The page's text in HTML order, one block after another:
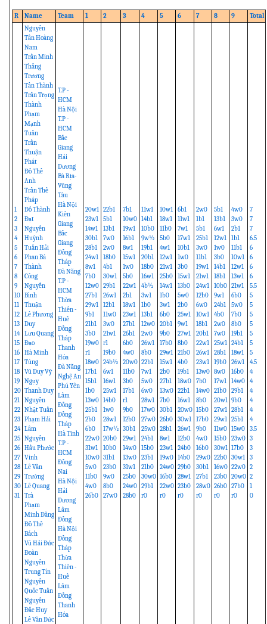
R Name Team 1 2 3 4 5 6 7 8 9 Total
1
2
3
4
5
6
7
8
9
10
11
12
13
14
15
16
17
18
19
20
21
22
23
24
25
26
27
28
29
30
31
Nguyễn
Tấn Hoàng
Nam
Trần Minh
Thắng
Trương
Tấn Thành
Trần Trọng
Thành
Phạm
Mạnh
Tuấn
Trần
Thuận
Phát
Đỗ Thế
Anh
Trần Thế
Pháp
Đỗ Thành
Đạt
Nguyễn
Huỳnh
Tuấn Hải
Phan Bá
Thành
Công
Nguyễn
Bình
Thuận
Lê Phương
Duy
Lưu Quang
Đạo
Hà Minh
Tùng
Vũ Duy Vỹ
Ngụy
Thanh Duy
Nguyễn
Nhật Tuấn
Phạm Hải
Lâm
Nguyễn
Hầu Phước
Vinh
Lê Văn
Trường
Lê Quang
Trà
Phạm
Minh Đăng
Đỗ Thế
Bách
Vũ Hải Đức
Đoàn
Nguyễn
Trung Tín
Nguyễn
Quốc Tuấn
Nguyễn
Đắc Huy
Lê Văn Đức
T.P -
HCM
Hà Nội
T.P -
HCM
Bắc
Giang
Hải
Dương
Bà Rịa-
Vũng
Tàu
Hà Nội
Kiên
Giang
Bắc
Giang
Đồng
Tháp
Đà Nẵng
T.P -
HCM
Thừa
Thiên -
Huế
Đồng
Tháp
Thanh
Hóa
Đà Nẵng
Nghệ An
Phú Yên
Lâm
Đồng
Đồng
Tháp
Hà Tĩnh
T.P -
HCM
Đồng
Nai
Hà Nội
Hải
Dương
Lâm
Đồng
Hà Nội
Đồng
Tháp
Thừa
Thiên -
Huế
Lâm
Đồng
Thanh
Hóa
20w1
23w1
14w1
30b1
28b1
24w1
8w1
7b0
12w0
27b1
29w1
9b1
21b1
3b0
19w0
r1
18w0
17b1
15b1
1b0
13w0
25b1
2b0
6b0
22w0
31w1
10w0
5w0
11b0
4w0
26b0
22b1
5b1
13b1
7w0
2w0
18b0
4b1
30w1
29b1
26w1
12b1
11w0
3w0
21w1
r1
19b0
24b½
6w1
16w1
25w1
14b0
1w0
28w1
17w½
20b0
10b0
31b1
23b0
9w0
8b0
27w0
7b1
10w0
19w1
16b1
8w1
15w1
1w0
5b0
22w1
2b1
18w1
23w1
27b1
26b1
6b0
4w0
20w0
11b0
3b0
17b1
r1
9b0
12b0
30b1
29w1
14w0
13w0
31w1
25b0
24w0
28b0
11w1
14b1
10b0
9w½
19b1
20b1
18b0
16w1
4b½
3w1
1b0
13b1
12w0
2w0
26w1
8b0
22b1
7w1
5w0
6w0
28w1
17w0
27w0
25w0
24b1
15b0
23b1
21b0
30w0
29b1
r0
10w1
18w1
11b0
5b0
4w1
12w1
21w1
25b0
14w1
1b0
3w1
6b0
20b1
9b0
17b0
29w1
15w1
2b0
27b1
13w0
7b0
30b1
26b0
28b1
8w1
23w1
19w0
24w0
16b0
22w0
r0
6b1
11w1
7w1
17w1
10b1
1w0
3b0
15w1
13b0
5w0
2b0
25w1
9w1
27w1
8b0
21b0
4b0
19b1
18w0
22b1
16w1
20w0
30w1
26w1
12b0
24b0
14b0
29b0
28w1
23b0
r0
2w0
1b1
5b1
25b1
3w0
11b1
19w1
21w1
24w1
12b0
6w0
10w1
18b1
20b1
22w1
26w1
23w1
13w0
7b0
14w0
8b0
15b0
17b0
9b0
4w0
16b0
29w0
30b1
27b1
28w0
r0
5b1
13b1
6w1
12w1
1w0
3b0
14b1
18b1
10b0
9w1
24b1
4b0
2w0
7w0
25w1
28b1
19b0
8w0
17w1
21b0
20w1
27w1
29w1
11w0
15b0
30w1
22b0
16w0
23b0
26b0
r0
4w0
3w0
2b1
1b1
11b1
10w1
12w1
13w1
21w1
6b0
5w0
7b0
8b0
19b1
24b1
18w1
26w1
16b0
14w0
29b1
9b0
28b1
25b1
15w0
23w0
17b0
30w1
22w0
20w0
27b0
r0
7
7
7
6.5
6
6
6
6
5.5
5
5
5
5
5
5
5
4.5
4
4
4
4
4
4
3.5
3
3
3
2
2
1
0